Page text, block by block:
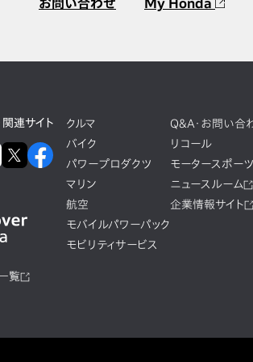
お問い合わせ My Honda
関連サイト
覧
クルマ
バイク
パワープロダクツ
マリン
航空
モバイルパワーパック
モビリティサービス
Q&A・お問い合
リコール
モータースポーツ
ニュースルーム
企業情報サイト